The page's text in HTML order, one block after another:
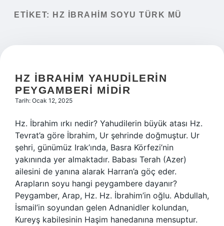
Yasal Uyarı
ETIKET: HZ İBRAHIM SOYU TÜRK MÜ
HZ İBRAHIM YAHUDILERIN
PEYGAMBERI MIDIR
Tarih: Ocak 12, 2025
Hz. İbrahim ırkı nedir? Yahudilerin büyük atası Hz.
Tevrat’a göre İbrahim, Ur şehrinde doğmuştur. Ur
şehri, günümüz Irak’ında, Basra Körfezi’nin
yakınında yer almaktadır. Babası Terah (Azer)
ailesini de yanına alarak Harran’a göç eder.
Arapların soyu hangi peygambere dayanır?
Peygamber, Arap, Hz. Hz. İbrahim’in oğlu. Abdullah,
İsmail’in soyundan gelen Adnanidler kolundan,
Kureyş kabilesinin Haşim hanedanına mensuptur.